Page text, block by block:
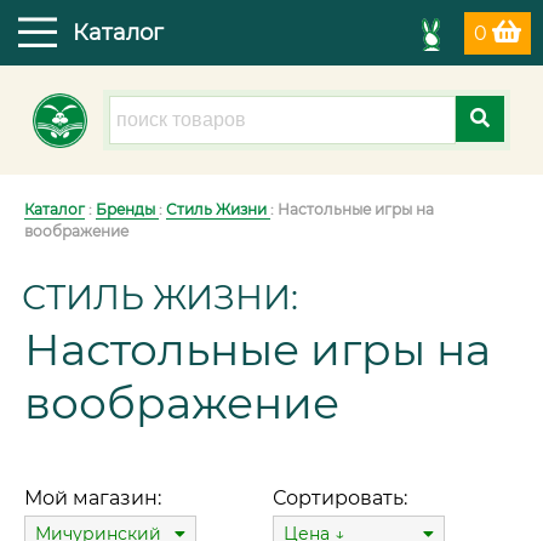
0
Каталог
Каталог: Бренды : Стиль Жизни : Настольные игры на
воображение
СТИЛЬ ЖИЗНИ:
Настольные игры на
воображение
Мой магазин:
Мичуринский
Сортировать:
Цена ↓